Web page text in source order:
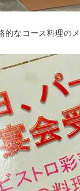
なコース料理のメ